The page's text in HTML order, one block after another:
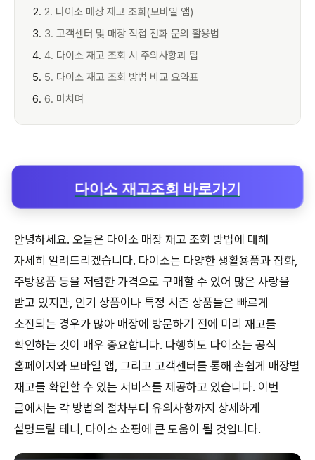
2. 다이소 매장 재고 조회(모바일 앱)
3. 고객센터 및 매장 직접 전화 문의 활용법
4. 다이소 재고 조회 시 주의사항과 팁
5. 다이소 재고 조회 방법 비교 요약표
6. 마치며
다이소 재고조회 바로가기
안녕하세요. 오늘은 다이소 매장 재고 조회 방법에 대해
자세히 알려드리겠습니다. 다이소는 다양한 생활용품과 잡화,
주방용품 등을 저렴한 가격으로 구매할 수 있어 많은 사랑을
받고 있지만, 인기 상품이나 특정 시즌 상품들은 빠르게
소진되는 경우가 많아 매장에 방문하기 전에 미리 재고를
확인하는 것이 매우 중요합니다. 다행히도 다이소는 공식
홈페이지와 모바일 앱, 그리고 고객센터를 통해 손쉽게 매장별
재고를 확인할 수 있는 서비스를 제공하고 있습니다. 이번
글에서는 각 방법의 절차부터 유의사항까지 상세하게
설명드릴 테니, 다이소 쇼핑에 큰 도움이 될 것입니다.